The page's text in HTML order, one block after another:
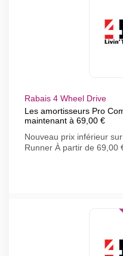
Rabais 4 Wheel Drive
Les amortisseurs Pro
maintenant à 69,00 €
Nouveau prix inférieur
Runner À partir de 69,00